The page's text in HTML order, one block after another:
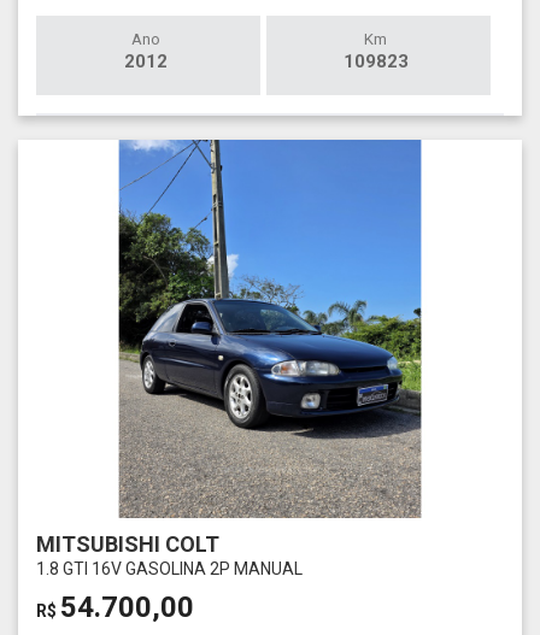
Ano
2012
Km
109823
MITSUBISHI COLT
1.8 GTI 16V GASOLINA 2P MANUAL
R$ 54.700,00